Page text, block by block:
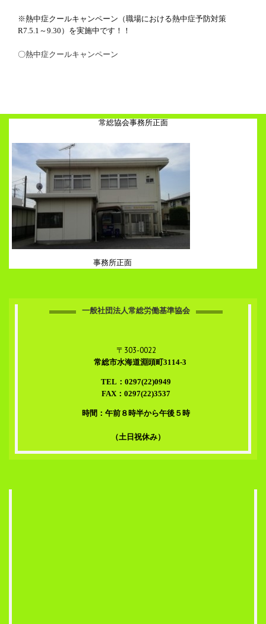
※熱中症クールキャンペーン（職場における熱中症予防対策
R7.5.1～9.30）を実施中です！！
〇熱中症クールキャンペーン
常総協会事務所正面
事務所正面
一般社団法人常総労働基準協会
〒303-0022
常総市水海道淵頭町3114-3
TEL：0297(22)0949
FAX：0297(22)3537
時間：午前８時半から午後５時
（土日祝休み）